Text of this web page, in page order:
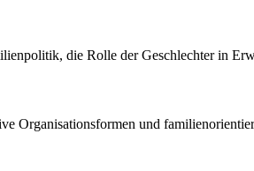
die Rolle der Geschlechter in
Organisationsformen und